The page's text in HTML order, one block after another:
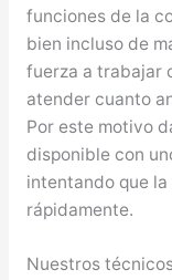
funciones de la
bien incluso de
fuerza a trabajar
atender cuanto
Por este motivo
disponible con
intentando que
rápidamente.
Nuestros